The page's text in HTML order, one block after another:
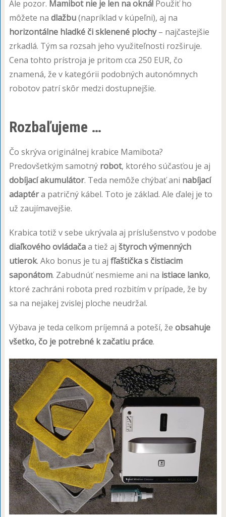
Ale pozor. Mamibot nie je len na okná!Použiť ho
môžete na dlažbu(napríklad v kúpeľni), aj na
horizontálne hladké či sklenené plochy– najčastejšie
zrkadlá. Tým sa rozsah jeho využiteľnosti rozširuje.
Cena tohto prístroja je pritom cca 250 EUR, čo
znamená, že v kategórii podobných autonómnych
robotov patrí skôr medzi dostupnejšie.
Rozbaľujeme …
Čo skrýva originálnej krabice Mamibota?
Predovšetkým samotný robot, ktorého súčasťou je aj
dobíjací akumulátor. Teda nemôže chýbať ani nabíjací
adaptéra patričný kábel. Toto je základ. Ale ďalej je to
už zaujímavejšie.
Krabica totiž v sebe ukrývala aj príslušenstvo v podobe
diaľkového ovládačaa tiež aj štyroch výmenných
utierok. Ako bonus je tu aj fľaštička s čistiacim
saponátom. Zabudnúť nesmieme ani na istiace lanko,
ktoré zachráni robota pred rozbitím v prípade, že by
sa na nejakej zvislej ploche neudržal.
Výbava je teda celkom príjemná a poteší, že obsahuje
všetko, čo je potrebné k začatiu práce.